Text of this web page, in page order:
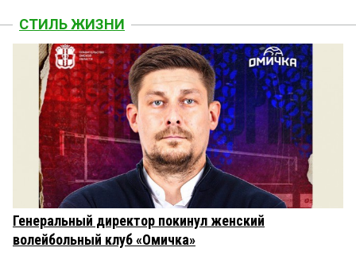
СТИЛЬ ЖИЗНИ
Генеральный директор покинул женский
волейбольный клуб «Омичка»